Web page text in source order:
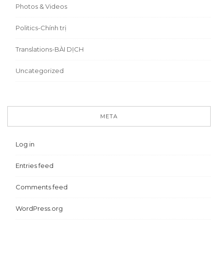
Photos & Videos
Politics-Chính trị
Translations-BÀI DỊCH
Uncategorized
META
Log in
Entries feed
Comments feed
WordPress.org